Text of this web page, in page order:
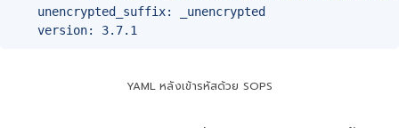
    unencrypted_suffix: _unencrypted
YAML หลังเข้ารหัสด้วย SOPS